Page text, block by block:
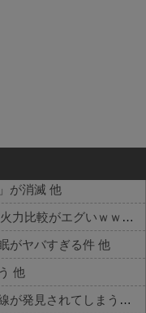
に
が消滅 他
【衝撃】全敵ロックオンレーザーELの火力比較がエグいｗｗｗ 他
がヤバすぎる件 他
他
【衝撃】彩卵がサイタマに直結する伏線が発見されてしまうｗｗｗ 他